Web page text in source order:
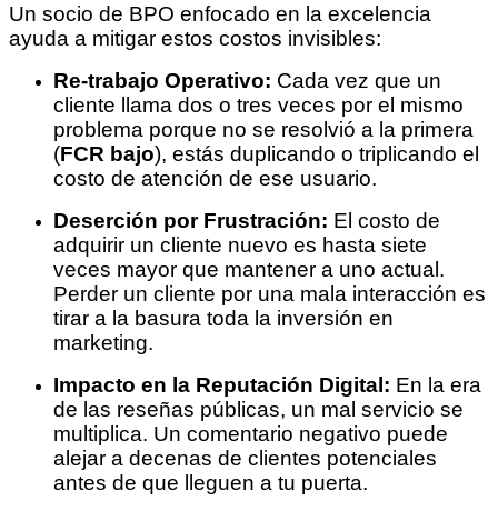
Un socio de BPO enfocado en la excelencia
ayuda a mitigar estos costos invisibles:
Re-trabajo Operativo: Cada vez que un
cliente llama dos o tres veces por el mismo
problema porque no se resolvió a la primera
(FCR bajo), estás duplicando o triplicando el
costo de atención de ese usuario.
Deserción por Frustración: El costo de
adquirir un cliente nuevo es hasta siete
veces mayor que mantener a uno actual.
Perder un cliente por una mala interacción es
tirar a la basura toda la inversión en
marketing.
Impacto en la Reputación Digital: En la era
de las reseñas públicas, un mal servicio se
multiplica. Un comentario negativo puede
alejar a decenas de clientes potenciales
antes de que lleguen a tu puerta.